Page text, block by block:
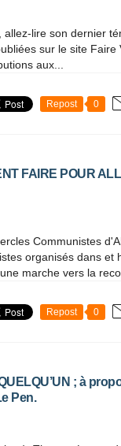
lire son dernier
sur le site
aux...
Repost 0
FAIRE POUR
Communistes
organisés dans et
marche vers la
Repost 0
; à
Pen.